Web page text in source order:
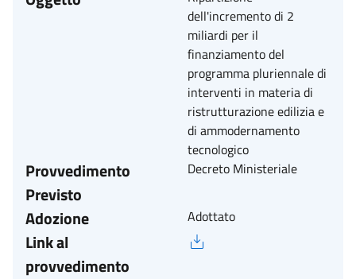
dell'incremento di 2
miliardi per il
finanziamento del
programma pluriennale di
interventi in materia di
ristrutturazione edilizia e
di ammodernamento
tecnologico
Provvedimento
Previsto
Decreto Ministeriale
Adozione Adottato
Link al
provvedimento